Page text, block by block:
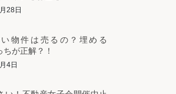
28日
物件は売るの？埋める
が正解？！
4日